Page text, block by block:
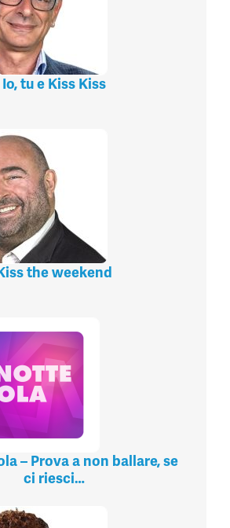
Io, tu e Kiss Kiss
the weekend
– Prova a non ballare, se
ci riesci…